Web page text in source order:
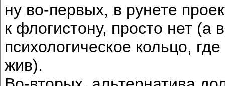
ну во-первых, в рунете
к флогистону, просто нет (а
психологическое кольцо,
жив).